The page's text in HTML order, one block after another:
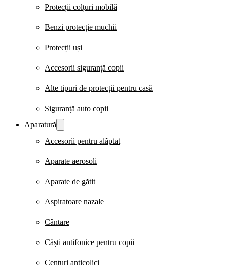
Protecții colțuri mobilă
Benzi protecție muchii
Protecții uși
Accesorii siguranță copii
Alte tipuri de protecții pentru casă
Siguranță auto copii
Aparatură
Accesorii pentru alăptat
Aparate aerosoli
Aparate de gătit
Aspiratoare nazale
Cântare
Căști antifonice pentru copii
Centuri anticolici